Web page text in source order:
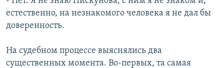
естественно, на незнакомого человека я не дал бы
доверенность.
На судебном процессе выяснялись два
существенных момента. Во-первых, та самая